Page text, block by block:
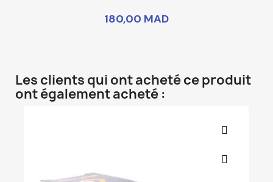
180,00 MAD
Les clients qui ont acheté ce produit
ont également acheté :